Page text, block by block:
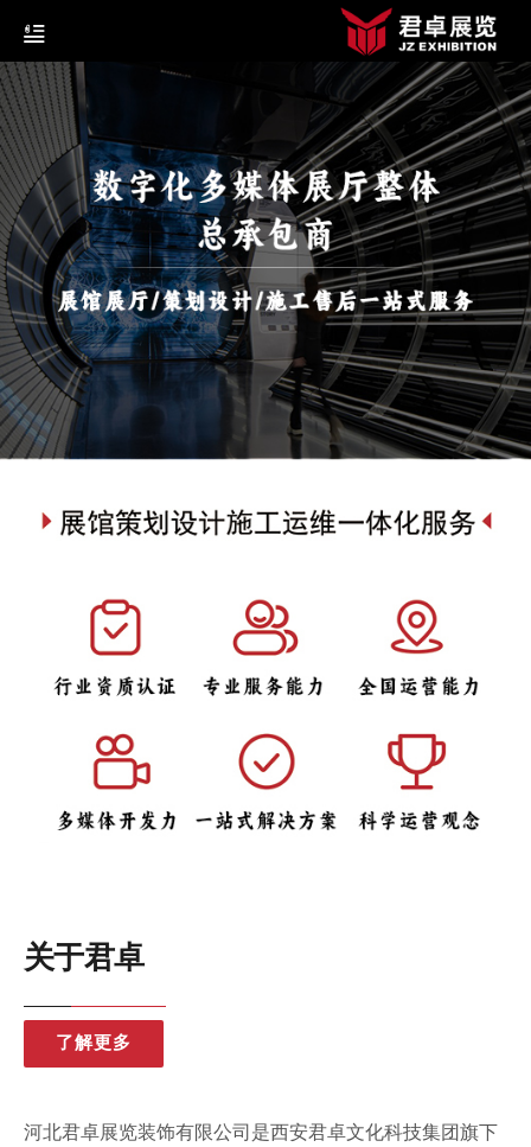
关于君卓
了解更多
河北君卓展览装饰有限公司是西安君卓文化科技集团旗下